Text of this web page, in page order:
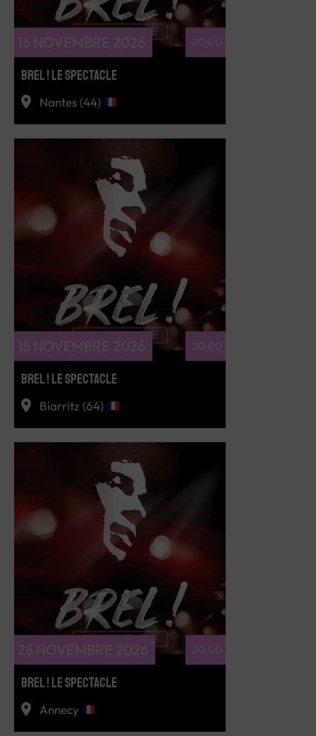
16 NOVEMBRE 2026 20:00
BREL ! LE SPECTACLE
Nantes (44)
RÉSERVEZ
18 NOVEMBRE 2026 20:00
BREL ! LE SPECTACLE
Biarritz (64)
RÉSERVEZ
28 NOVEMBRE 2026 20:00
BREL ! LE SPECTACLE
Annecy